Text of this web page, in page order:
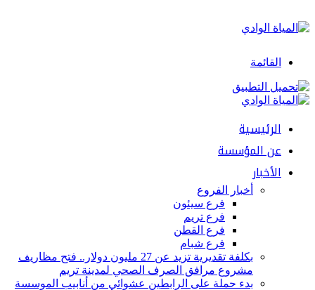
القائمة
الرئيسية
عن المؤسسة
الأخبار
أخبار الفروع
فرع سيئون
فرع تريم
فرع القطن
فرع شبام
بكلفة تقديرية تزيد عن 27 مليون دولار.. فتح مظاريف
مشروع مرافق الصرف الصحي لمدينة تريم
بدء حملة على الرابطين عشوائي من أنابيب الموسسة